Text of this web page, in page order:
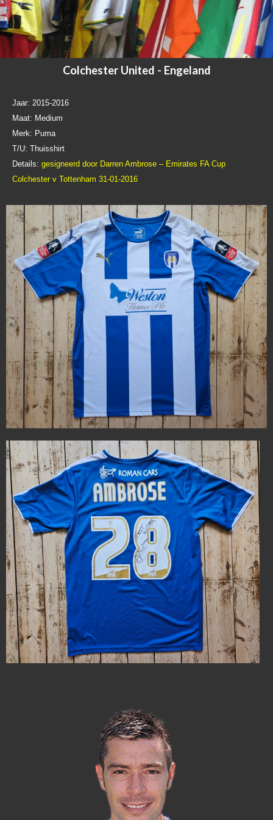
Colchester United - Engeland
Jaar: 2015-2016
Maat: Medium
Merk: Puma
T/U: Thuisshirt
Details: gesigneerd door Darren Ambrose – Emirates FA Cup
Colchester v Tottenham 31-01-2016